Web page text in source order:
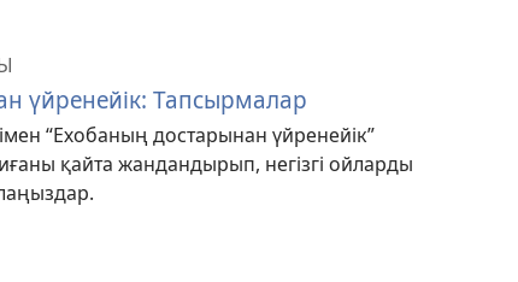
үйренейік: Тапсырмалар
“Ехобаның достарынан үйренейік”
қайта жандандырып, негізгі ойларды